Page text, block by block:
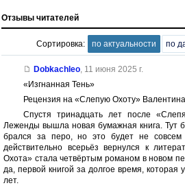
Отзывы читателей
Сортировка: по актуальности по
Dobkachleo, 11 июня 2025 г.
«Изгнанная Тень»
Рецензия на «Слепую Охоту»
Спустя тринадцать лет после
Леженды вышла новая бумажная книга. Тут
брался за перо, но это будет не совсем
действительно всерьёз вернулся к
Охота» стала четвёртым романом в новом
да, первой книгой за долгое время, которая
лет.